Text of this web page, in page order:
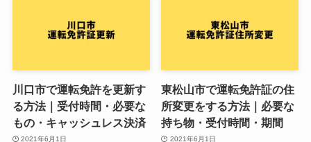
川口市で運転免許を更新す
る方法｜受付時間・必要な
もの・キャッシュレス決済
2021年6月1日
東松山市で運転免許証の住
所変更をする方法｜必要な
持ち物・受付時間・期間
2021年6月1日